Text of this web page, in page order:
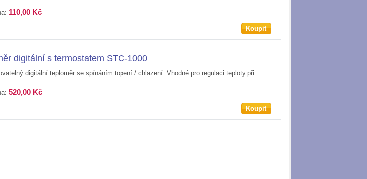
110,00 Kč
Koupit
digitální s termostatem STC-1000
digitální teploměr se spínáním topení / chlazení. Vhodné pro regulaci teploty při...
520,00 Kč
Koupit